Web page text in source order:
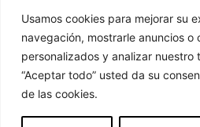
Usamos cookies para mejorar su
navegación, mostrarle anuncios o
personalizados y analizar nuestro
“Aceptar todo” usted da su
de las cookies.
Accesibilidad Aviso Legal
EN